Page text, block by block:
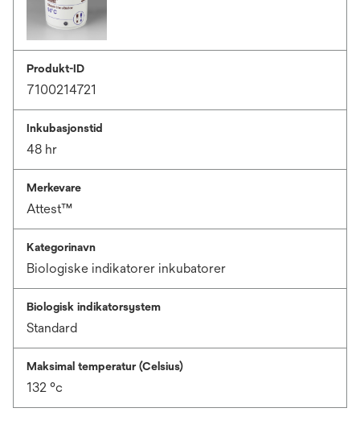
Produkt-ID
7100214721
Inkubasjonstid
48 hr
Merkevare
Attest™
Kategorinavn
Biologiske indikatorer inkubatorer
Biologisk indikatorsystem
Standard
Maksimal temperatur (Celsius)
132 °c